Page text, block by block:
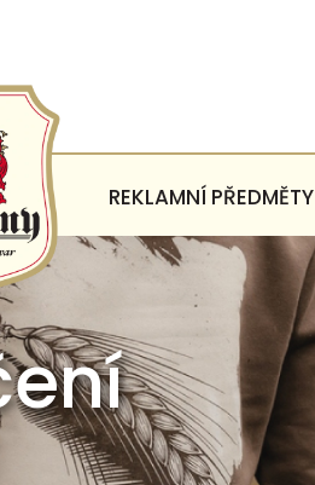
REKLAMNÍ PŘEDMĚTY